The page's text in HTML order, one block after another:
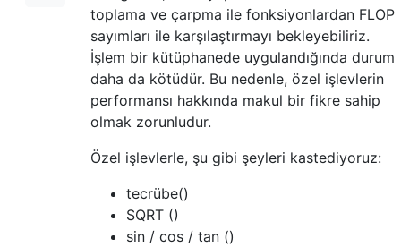
toplama ve çarpma ile fonksiyonlardan FLOP
sayımları ile karşılaştırmayı bekleyebiliriz.
İşlem bir kütüphanede uygulandığında durum
daha da kötüdür. Bu nedenle, özel işlevlerin
performansı hakkında makul bir fikre sahip
olmak zorunludur.
Özel işlevlerle, şu gibi şeyleri kastediyoruz:
tecrübe()
SQRT ()
sin / cos / tan ()